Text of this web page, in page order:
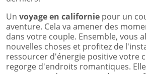
Un voyage en californie pour un
aventure. Cela va amener des
dans votre couple. Ensemble, vous
nouvelles choses et profitez de
ressourcer d'énergie positive votre
regorge d'endroits romantiques.